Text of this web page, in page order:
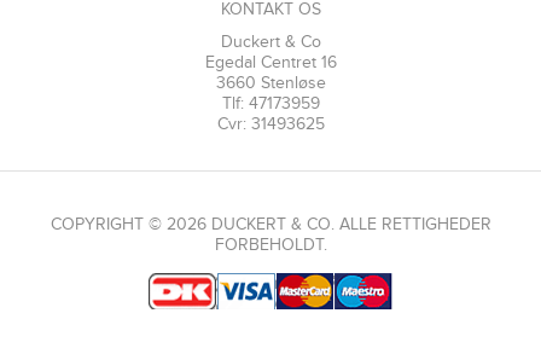
KONTAKT OS
Duckert & Co
Egedal Centret 16
3660 Stenløse
Tlf: 47173959
Cvr: 31493625
COPYRIGHT © 2026 DUCKERT & CO. ALLE RETTIGHEDER
FORBEHOLDT.